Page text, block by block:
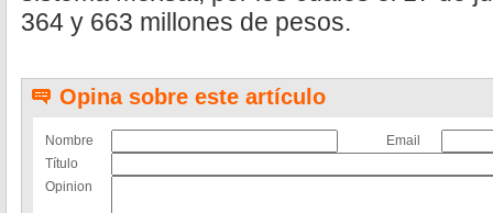
364 y 663 millones de pesos.
Opina sobre este artículo
Nombre
Email
Título
Opinion